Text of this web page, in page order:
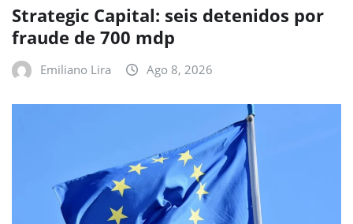
Strategic Capital: seis detenidos por
fraude de 700 mdp
Emiliano Lira Ago 8, 2026